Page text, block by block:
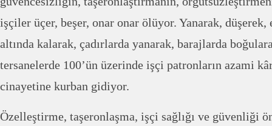
işçiler üçer, beşer, onar onar ölüyor. Yanarak,
altında kalarak, çadırlarda yanarak, barajlarda
tersanelerde 100’ün üzerinde işçi patronların azami
cinayetine kurban gidiyor.
Özelleştirme, taşeronlaşma, işçi sağlığı ve güvenliği